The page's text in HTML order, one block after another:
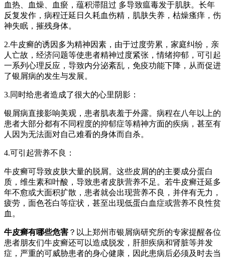
血热、血燥、血瘀，蕴积滞阻过 多导致瘟毒发于肌肤。长年
反复发作，病程迁延日久耗血伤精，肌肤失养，枯燥瘙痒，伤
神失眠，摧残身体。
2.牛皮癣的诱因多为精神因素，由于过度劳累，家庭纠纷，亲
人亡故，经济问题等使患者精神过度紧张，情绪抑郁，可引起
一系列心理反应，导致内分泌紊乱，免疫功能下降，从而促进
了银屑病的发生与发展。
3.同时给患者造成了很大的心里阴影：
银屑病直接影响美观，患者肌表羞于外露。病程在八年以上的
患者大部分都有不同程度的抑郁症等精神方面的疾病，甚至有
人因为无法面对自己难看的身体而自杀。
4.可引起营养不良：
牛皮癣可导致皮肤大量的脱屑。这些皮屑的的主要成分蛋白
质，维生素和叶酸，导致患者皮肤营养不足。若牛皮癣迁延多
年不愈或大面积扩散，患者就会出现营养不良，并伴有无力，
疲劳，面色苍白等症状，甚至出现低蛋白血症或营养不良性贫
血。
牛皮癣有哪些危害 ？以上郑州市银屑病研究所的专家提醒各位
患者朋友们牛皮癣还可以造成脱发，肝胆疾病和肾脏等并发
症，严重的可威胁患者的身心健康，因此患病后必须及时去当